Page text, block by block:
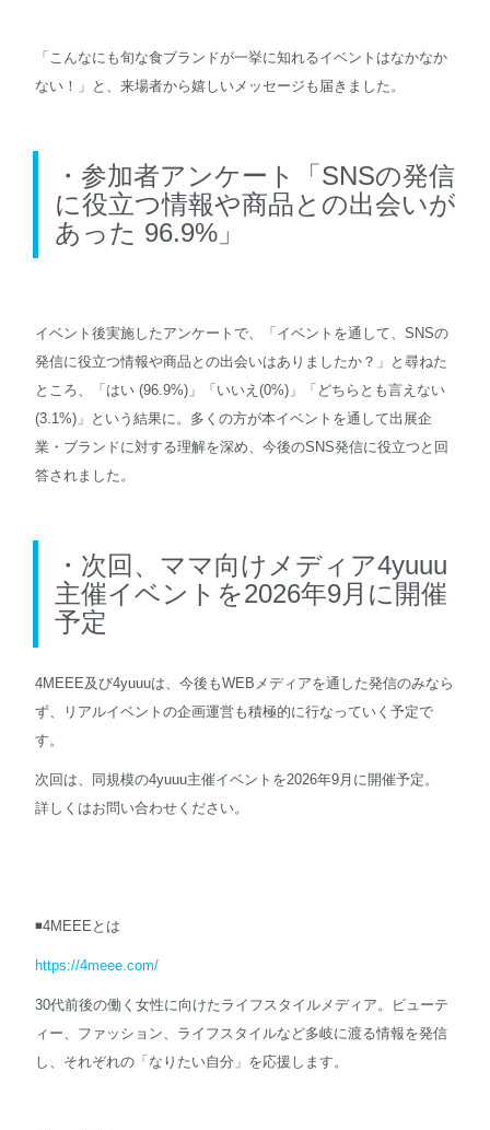
「こんなにも旬な食ブランドが一挙に知れるイベントはなかなか
ない！」と、来場者から嬉しいメッセージも届きました。
・参加者アンケート「SNSの発信
に役立つ情報や商品との出会いが
あった 96.9%」
イベント後実施したアンケートで、「イベントを通して、SNSの
発信に役立つ情報や商品との出会いはありましたか？」と尋ねた
ところ、「はい (96.9%)」「いいえ(0%)」「どちらとも言えない
(3.1%)」という結果に。多くの方が本イベントを通して出展企
業・ブランドに対する理解を深め、今後のSNS発信に役立つと回
答されました。
・次回、ママ向けメディア4yuuu
主催イベントを2026年9月に開催
予定
4MEEE及び4yuuuは、今後もWEBメディアを通した発信のみなら
ず、リアルイベントの企画運営も積極的に行なっていく予定で
す。
次回は、同規模の4yuuu主催イベントを2026年9月に開催予定。
詳しくはお問い合わせください。
◾️4MEEEとは
https://4meee.com/
30代前後の働く女性に向けたライフスタイルメディア。ビューテ
ィー、ファッション、ライフスタイルなど多岐に渡る情報を発信
し、それぞれの「なりたい自分」を応援します。